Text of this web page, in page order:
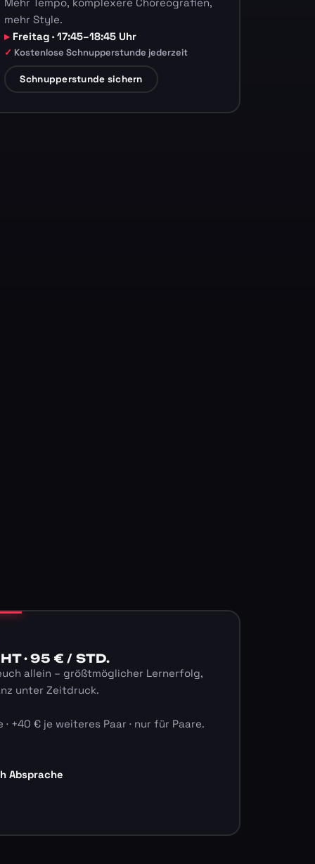
mehr Style.
Freitag · 17:45–18:45 Uhr
Kostenlose Schnupperstunde jederzeit
Schnupperstunde sichern
· 95 € / STD.
allein – größtmöglicher Lernerfolg,
unter Zeitdruck.
+40 € je weiteres Paar · nur für Paare.
Absprache